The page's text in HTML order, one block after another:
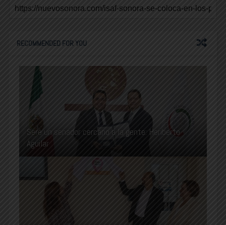
RECOMMENDED FOR YOU
Seré un senador cercano a la gente: Heriberto
Aguilar